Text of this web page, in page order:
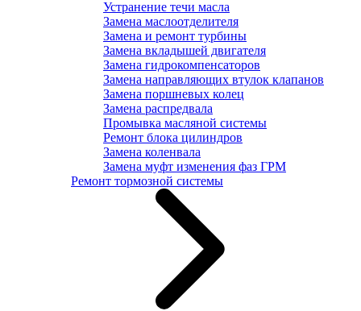
Устранение течи масла
Замена маслоотделителя
Замена и ремонт турбины
Замена вкладышей двигателя
Замена гидрокомпенсаторов
Замена направляющих втулок клапанов
Замена поршневых колец
Замена распредвала
Промывка масляной системы
Ремонт блока цилиндров
Замена коленвала
Замена муфт изменения фаз ГРМ
Ремонт тормозной системы